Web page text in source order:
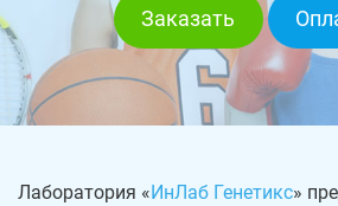
Заказать
Лаборатория « ИнЛаб Генетикс»